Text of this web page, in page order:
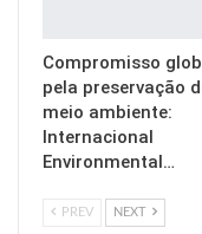
Compromisso
pela preservação
meio ambiente:
Internacional
Environmental…
PREV NEXT